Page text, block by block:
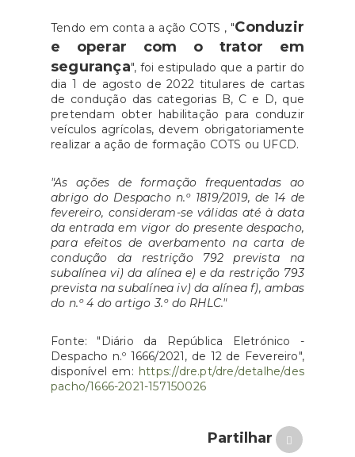
Tendo em conta a ação COTS , "Conduzir
e operar com o trator em
segurança", foi estipulado que a partir do
dia 1 de agosto de 2022 titulares de cartas
de condução das categorias B, C e D, que
pretendam obter habilitação para conduzir
veículos agrícolas, devem obrigatoriamente
realizar a ação de formação COTS ou UFCD.
"As ações de formação frequentadas ao
abrigo do Despacho n.º 1819/2019, de 14 de
fevereiro, consideram-se válidas até à data
da entrada em vigor do presente despacho,
para efeitos de averbamento na carta de
condução da restrição 792 prevista na
subalínea vi) da alínea e) e da restrição 793
prevista na subalínea iv) da alínea f), ambas
do n.º 4 do artigo 3.º do RHLC."
Fonte: "Diário da República Eletrónico -
Despacho n.º 1666/2021, de 12 de Fevereiro",
disponível em: https://dre.pt/dre/detalhe/des
pacho/1666-2021-157150026
Partilhar